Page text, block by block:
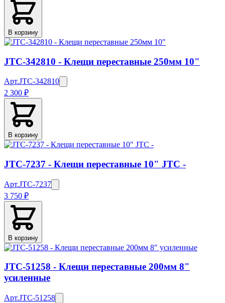
В корзину
JTC-342810 - Клещи переставные 250мм 10"
Арт.JTC-342810
2 300 ₽
В корзину
JTC-7237 - Клещи переставные 10" JTC -
Арт.JTC-7237
3 750 ₽
В корзину
JTC-51258 - Клещи переставные 200мм 8"
усиленные
Арт.JTC-51258